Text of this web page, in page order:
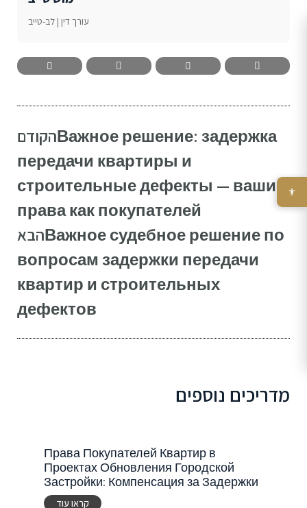
עורך דין | לב-טייב
הקודםВажное решение: задержка
передачи квартиры и
строительные дефекты — ваши
права как покупателей
הבאВажное судебное решение по
вопросам задержки передачи
квартир и строительных
дефектов
מדריכים נוספים
Права Покупателей Квартир в
Проектах Обновления Городской
Застройки: Компенсация за Задержки
קראו עוד